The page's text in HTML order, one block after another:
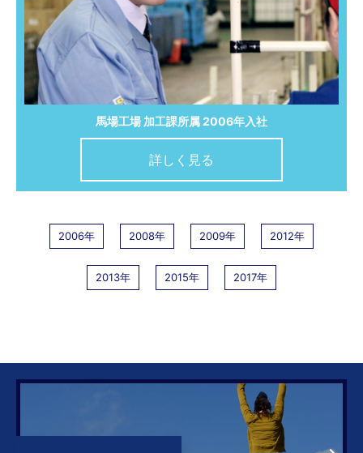
馬場工場 加工課所属 2006年入社
詳しく見る
2006年 2008年 2009年 2012年
2013年 2015年 2017年